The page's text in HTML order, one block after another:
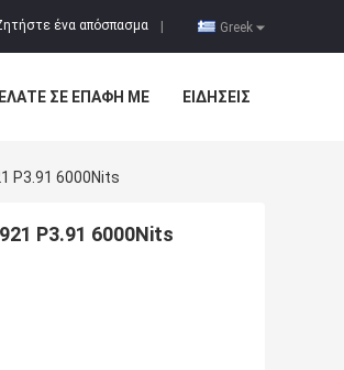
Greek
ένα απόσπασμα
ΣΕ ΕΠΑΦΉ ΜΕ ΕΙΔΉΣΕΙΣ
P3.91 6000Nits
P3.91 6000Nits